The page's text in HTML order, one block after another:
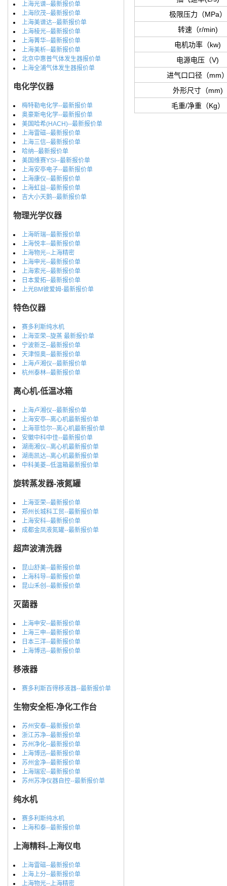
上海光谱--最新报价单
上海欣茂--最新报价单
上海美谱达--最新报价单
上海棱光--最新报价单
上海菁华--最新报价单
上海美析--最新报价单
北京中惠普气体发生器报价单
上海全浦气体发生器报价单
电化学仪器
梅特勒电化学--最新报价单
奥豪斯电化学--最新报价单
美国哈希(HACH)--最新报价单
上海雷磁--最新报价单
上海三信--最新报价单
哈纳--最新报价单
美国维赛YSI--最新报价单
上海安亭电子--最新报价单
上海康仪--最新报价单
上海虹益--最新报价单
吉大小天鹅--最新报价单
物理光学仪器
上海昕瑞--最新报价单
上海悦丰--最新报价单
上海物光--上海精密
上海申光--最新报价单
上海索光--最新报价单
日本爱拓--最新报价单
上光BM彼爱姆-最新报价单
特色仪器
赛多利斯纯水机
上海亚荣--旋蒸 最新报价单
宁波新芝--最新报价单
天津恒奥--最新报价单
上海卢湘仪--最新报价单
杭州泰林--最新报价单
离心机-低温冰箱
上海卢湘仪--最新报价单
上海安亭--离心机最新报价单
上海菲恰尔--离心机最新报价单
安徽中科中佳--最新报价单
湖南湘仪--离心机最新报价单
湖南凯达--离心机最新报价单
中科美菱--低温箱最新报价单
旋转蒸发器-液氮罐
上海亚荣--最新报价单
郑州长城科工贸--最新报价单
上海安科--最新报价单
成都金凤液氮罐--最新报价单
超声波清洗器
昆山舒美--最新报价单
上海科导--最新报价单
昆山禾创--最新报价单
灭菌器
上海申安--最新报价单
上海三申--最新报价单
日本三洋--最新报价单
上海博迅--最新报价单
移液器
赛多利斯百得移液器--最新报价单
生物安全柜-净化工作台
苏州安泰--最新报价单
浙江苏净--最新报价单
苏州净化--最新报价单
上海博迅--最新报价单
苏州金净--最新报价单
上海瑞宏--最新报价单
苏州苏净仪器自控--最新报价单
纯水机
赛多利斯纯水机
上海和泰--最新报价单
上海精科-上海仪电
上海雷磁--最新报价单
上海上分--最新报价单
上海物光--上海精密
极限压力（MPa）
转速（r/min)
电机功率（kw)
电源电压（V)
进气口口径（mm
外形尺寸（mm)
毛重/净重（Kg）